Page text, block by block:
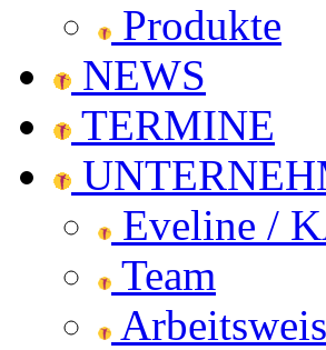
Produkte
NEWS
TERMINE
Eveline /
Team